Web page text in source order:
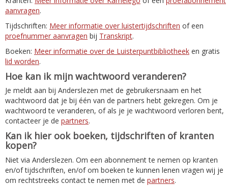
aanvragen.
Tijdschriften: Meer informatie over luistertijdschriften of een
proefnummer aanvragen bij Transkript.
Boeken: Meer informatie over de Luisterpuntbibliotheek en gratis
lid worden.
Hoe kan ik mijn wachtwoord veranderen?
Je meldt aan bij Anderslezen met de gebruikersnaam en het
wachtwoord dat je bij één van de partners hebt gekregen. Om je
wachtwoord te veranderen, of als je je wachtwoord verloren bent,
contacteer je de partners.
Kan ik hier ook boeken, tijdschriften of kranten
kopen?
Niet via Anderslezen. Om een abonnement te nemen op kranten
en/of tijdschriften, en/of om boeken te kunnen lenen vragen wij je
om rechtstreeks contact te nemen met de partners.